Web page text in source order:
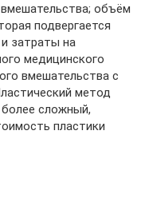
объём
подвергается
и затраты на
медицинского
вмешательства с
метод
сложный,
пластики